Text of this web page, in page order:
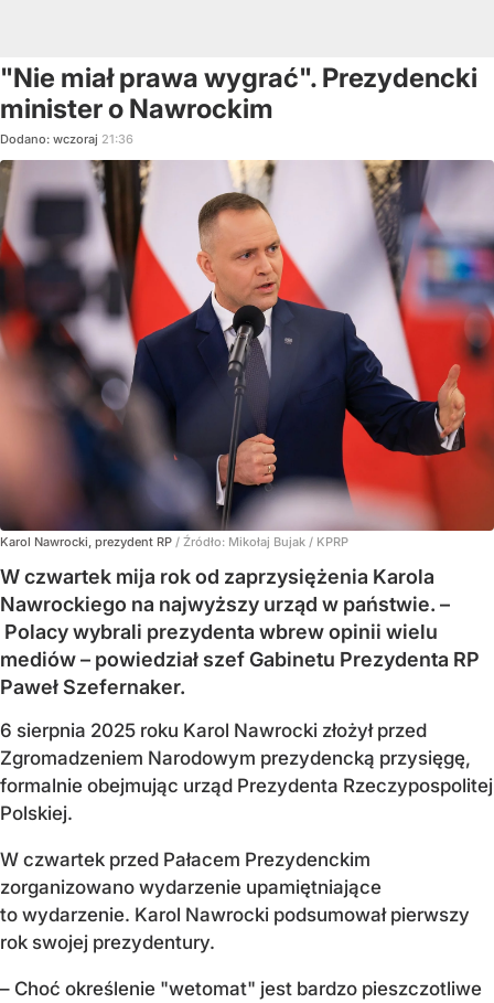
"Nie miał prawa wygrać". Prezydencki
minister o Nawrockim
Dodano: wczoraj 21:36
Karol Nawrocki, prezydent RP / Źródło: Mikołaj Bujak / KPRP
W czwartek mija rok od zaprzysiężenia Karola
Nawrockiego na najwyższy urząd w państwie. –
Polacy wybrali prezydenta wbrew opinii wielu
mediów – powiedział szef Gabinetu Prezydenta RP
Paweł Szefernaker.
6 sierpnia 2025 roku Karol Nawrocki złożył przed
Zgromadzeniem Narodowym prezydencką przysięgę,
formalnie obejmując urząd Prezydenta Rzeczypospolitej
Polskiej.
W czwartek przed Pałacem Prezydenckim
zorganizowano wydarzenie upamiętniające
to wydarzenie. Karol Nawrocki podsumował pierwszy
rok swojej prezydentury.
– Choć określenie "wetomat" jest bardzo pieszczotliwe